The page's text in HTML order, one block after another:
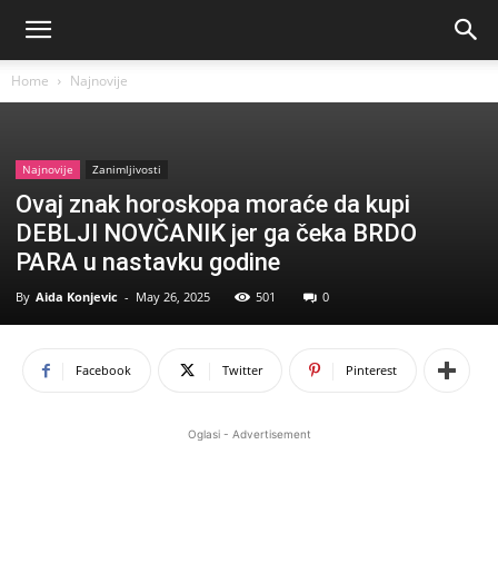
Home Najnovije
Najnovije Zanimljivosti
Ovaj znak horoskopa moraće da kupi
DEBLJI NOVČANIK jer ga čeka BRDO
PARA u nastavku godine
By Aida Konjevic - May 26, 2025 501 0
Facebook Twitter Pinterest
Oglasi - Advertisement